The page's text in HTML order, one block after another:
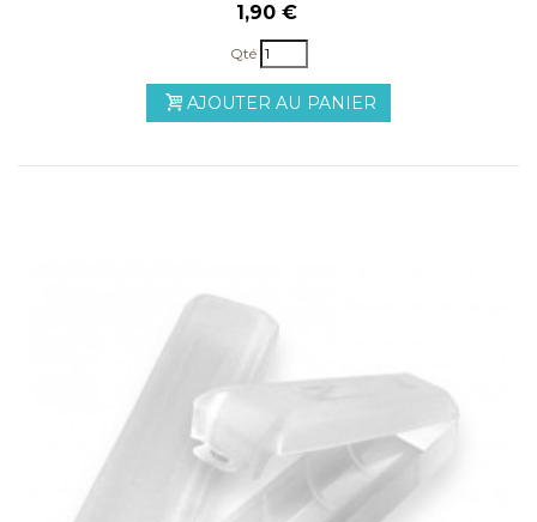
1,90 €
Qté
AJOUTER AU PANIER